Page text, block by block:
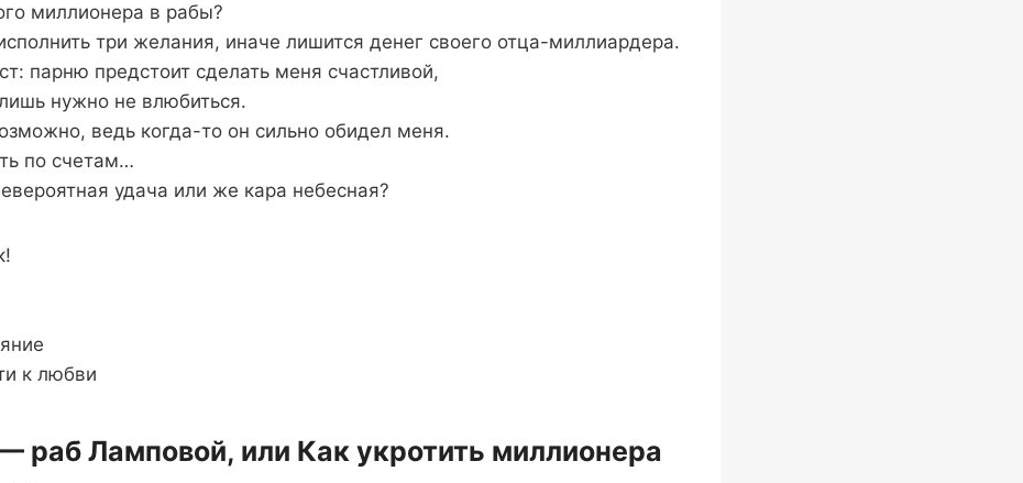
миллионера в рабы?
три желания, иначе лишится денег своего отца-миллиардера.
парню предстоит сделать меня счастливой,
нужно не влюбиться.
ведь когда-то он сильно обидел меня.
по счетам…
удача или же кара небесная?
к любви
раб Ламповой, или Как укротить миллионера